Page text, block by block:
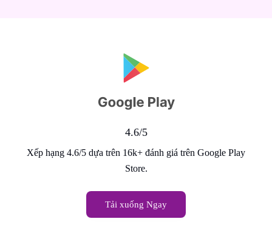
4.6/5
Xếp hạng 4.6/5 dựa trên 16k+ đánh giá trên Google Play
Store.
Tải xuống Ngay